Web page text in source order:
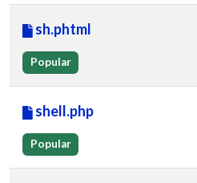
sh.phtml
Popular
shell.php
Popular